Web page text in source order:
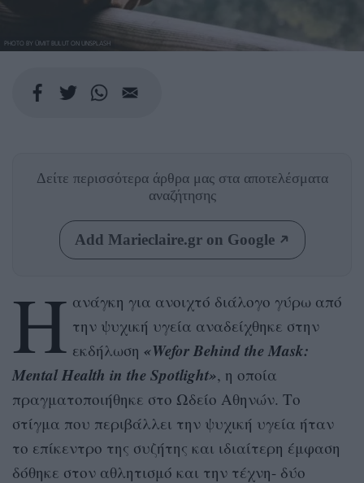
PHOTO BY ÜMIT BULUT ON UNSPLASH
Δείτε περισσότερα άρθρα μας στα αποτελέσματα
αναζήτησης
Add Marieclaire.gr on Google
Η ανάγκη για ανοιχτό διάλογο γύρω από
την ψυχική υγεία αναδείχθηκε στην
εκδήλωση «Wefor Behind the Mask:
Mental Health in the Spotlight», η οποία
πραγματοποιήθηκε στο Ωδείο Αθηνών. Το
στίγμα που περιβάλλει την ψυχική υγεία ήταν
το επίκεντρο της συζήτης και ιδιαίτερη έμφαση
δόθηκε στον αθλητισμό και την τέχνη- δύο